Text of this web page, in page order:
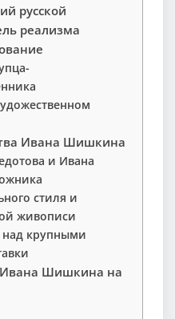
русской
реализма
Ивана Шишкина
и Ивана
стиля и
живописи
крупными
Ивана Шишкина на